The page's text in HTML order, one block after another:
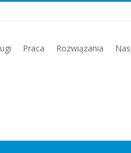
Praca Rozwiązania